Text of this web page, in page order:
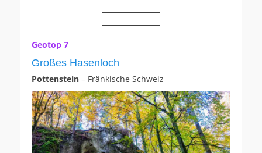
Geotop 7
Großes Hasenloch
Pottenstein – Fränkische Schweiz